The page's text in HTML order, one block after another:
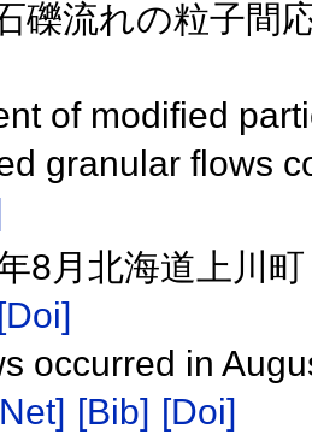
礫流れの粒子間
of modified
granular flows
8月北海道上川
[Doi]
occurred in
[Bib] [Doi]